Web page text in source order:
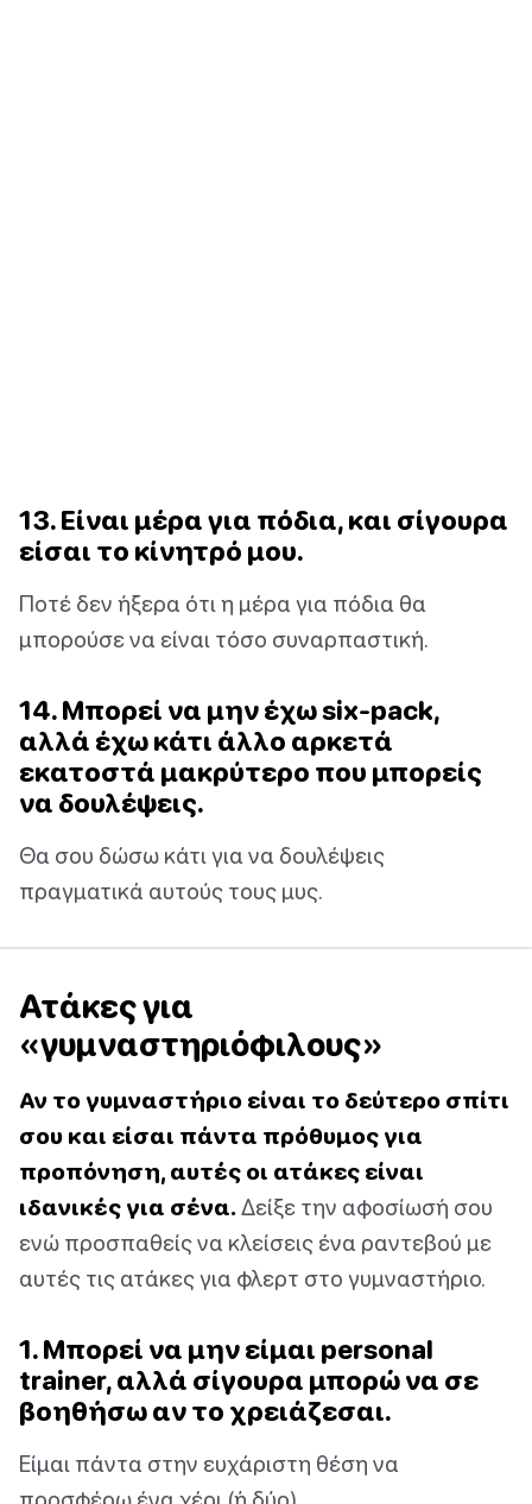
13. Είναι μέρα για πόδια, και σίγουρα
είσαι το κίνητρό μου.
Ποτέ δεν ήξερα ότι η μέρα για πόδια θα
μπορούσε να είναι τόσο συναρπαστική.
14. Μπορεί να μην έχω six-pack,
αλλά έχω κάτι άλλο αρκετά
εκατοστά μακρύτερο που μπορείς
να δουλέψεις.
Θα σου δώσω κάτι για να δουλέψεις
πραγματικά αυτούς τους μυς.
Ατάκες για
«γυμναστηριόφιλους»
Αν το γυμναστήριο είναι το δεύτερο σπίτι
σου και είσαι πάντα πρόθυμος για
προπόνηση, αυτές οι ατάκες είναι
ιδανικές για σένα. Δείξε την αφοσίωσή σου
ενώ προσπαθείς να κλείσεις ένα ραντεβού με
αυτές τις ατάκες για φλερτ στο γυμναστήριο.
1. Μπορεί να μην είμαι personal
trainer, αλλά σίγουρα μπορώ να σε
βοηθήσω αν το χρειάζεσαι.
Είμαι πάντα στην ευχάριστη θέση να